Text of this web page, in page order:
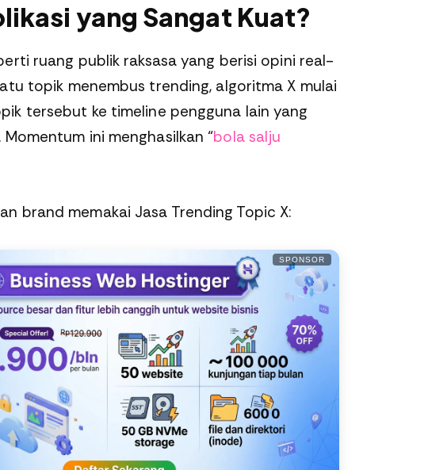
yang Sangat Kuat?
ruang publik raksasa yang berisi opini real-
topik menembus trending, algoritma X mulai
tersebut ke timeline pengguna lain yang
ini menghasilkan “bola salju
brand memakai Jasa Trending Topic X:
SPONSOR